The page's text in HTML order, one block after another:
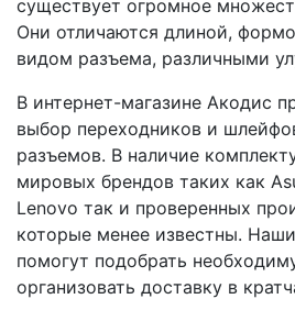
существует огромное
Они отличаются длиной,
видом разъема, различными
В интернет-магазине Акодис
выбор переходников и
разъемов. В наличие
мировых брендов таких как
Lenovo так и проверенных
которые менее известны.
помогут подобрать
организовать доставку в